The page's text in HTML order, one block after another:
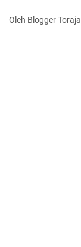
Oleh Blogger Toraja